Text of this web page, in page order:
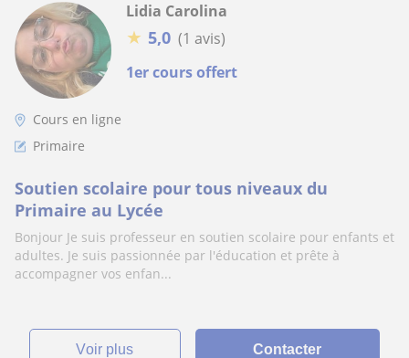
1er cours offert
Lidia Carolina
★ 5,0 (1 avis)
Cours en ligne
Primaire
Soutien scolaire pour tous niveaux du
Primaire au Lycée
Bonjour Je suis professeur en soutien scolaire pour enfants et
adultes. Je suis passionnée par l'éducation et prête à
accompagner vos enfan...
voir plus Contacter